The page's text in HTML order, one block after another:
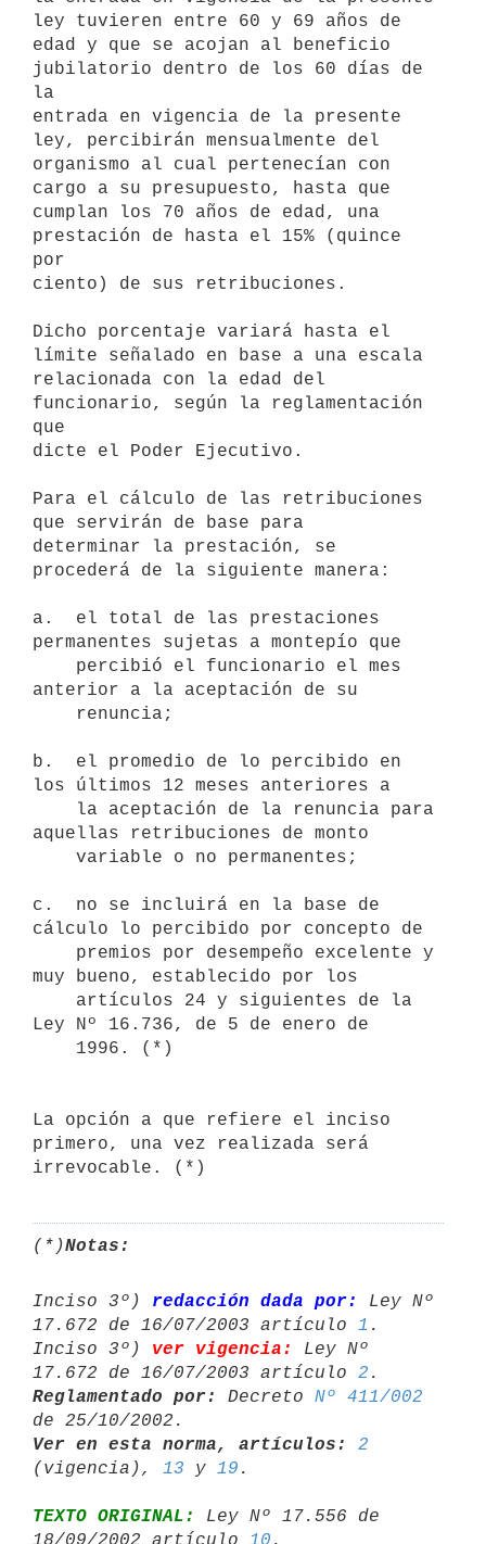
ley tuvieren entre 60 y 69 años de
edad y que se acojan al beneficio
jubilatorio dentro de los 60 días de
la
entrada en vigencia de la presente
ley, percibirán mensualmente del
organismo al cual pertenecían con
cargo a su presupuesto, hasta que
cumplan los 70 años de edad, una
prestación de hasta el 15% (quince
por
ciento) de sus retribuciones.
Dicho porcentaje variará hasta el
límite señalado en base a una escala
relacionada con la edad del
funcionario, según la reglamentación
que
dicte el Poder Ejecutivo.
Para el cálculo de las retribuciones
que servirán de base para
determinar la prestación, se
procederá de la siguiente manera:
a.  el total de las prestaciones
permanentes sujetas a montepío que
anterior a la aceptación de su
b.  el promedio de lo percibido en
los últimos 12 meses anteriores a
aquellas retribuciones de monto
c.  no se incluirá en la base de
cálculo lo percibido por concepto de
muy bueno, establecido por los
Ley Nº 16.736, de 5 de enero de
La opción a que refiere el inciso
primero, una vez realizada será
(*)Notas:
Inciso 3º) redacción dada por:
Ley Nº
17.672 de 16/07/2003 artículo 1 .
Inciso 3º) ver vigencia:
Ley Nº
17.672 de 16/07/2003 artículo 2
Reglamentado por:
Decreto Nº 411/002
Ver en esta norma, artículos:
2
(vigencia), 13 y 19
TEXTO ORIGINAL:
Ley Nº 17.556 de